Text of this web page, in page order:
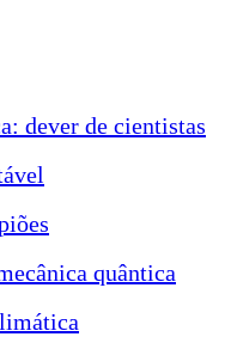
dever de cientistas
quântica